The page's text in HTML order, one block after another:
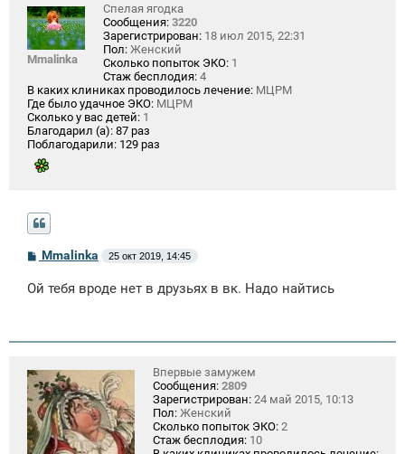
Mmalinka
Спелая ягодка
Сообщения: 3220
Зарегистрирован: 18 июл 2015, 22:31
Пол: Женский
Сколько попыток ЭКО: 1
Стаж бесплодия: 4
В каких клиниках проводилось лечение: МЦРМ
Где было удачное ЭКО: МЦРМ
Сколько у вас детей: 1
Благодарил (а): 87 раз
Поблагодарили: 129 раз
С
о
б
и
Mmalinka 25 окт 2019, 14:45
Ой тебя вроде нет в друзьях в вк. Надо найтись
Впервые замужем
Сообщения: 2809
Зарегистрирован: 24 май 2015, 10:13
Пол: Женский
Сколько попыток ЭКО: 2
Стаж бесплодия: 10